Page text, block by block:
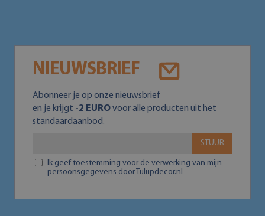
NIEUWSBRIEF
Abonneer je op onze nieuwsbrief
en je krijgt -2 EUROvoor alle producten uit het
standaardaanbod.
STUUR
Ik geef toestemming voor de verwerking van mijn
persoonsgegevens door Tulupdecor.nl